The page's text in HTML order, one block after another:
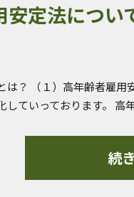
定法につい
？ （１）高年齢者雇用
していっております。
続